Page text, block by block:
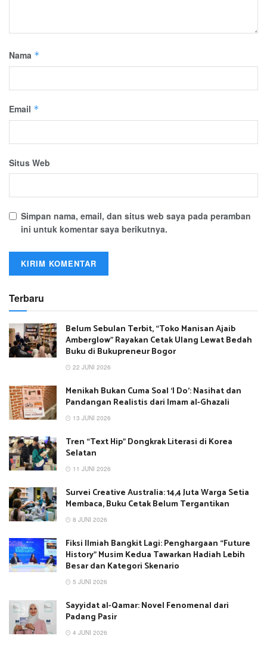
Nama *
Email *
Situs Web
Simpan nama, email, dan situs web saya pada peramban
ini untuk komentar saya berikutnya.
Terbaru
Belum Sebulan Terbit, “Toko Manisan Ajaib
Amberglow” Rayakan Cetak Ulang Lewat Bedah
Buku di Bukupreneur Bogor
22 JUNI 2026
Menikah Bukan Cuma Soal ‘I Do’: Nasihat dan
Pandangan Realistis dari Imam al-Ghazali
13 JUNI 2026
Tren “Text Hip” Dongkrak Literasi di Korea
Selatan
11 JUNI 2026
Survei Creative Australia: 14,4 Juta Warga Setia
Membaca, Buku Cetak Belum Tergantikan
8 JUNI 2026
Fiksi Ilmiah Bangkit Lagi: Penghargaan “Future
History” Musim Kedua Tawarkan Hadiah Lebih
Besar dan Kategori Skenario
5 JUNI 2026
Sayyidat al-Qamar: Novel Fenomenal dari
Padang Pasir
4 JUNI 2026